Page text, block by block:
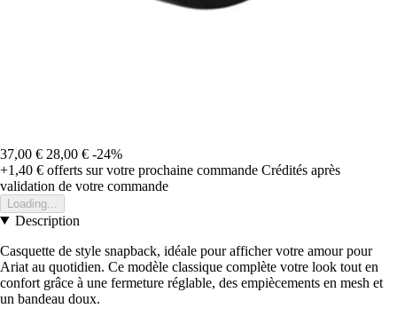
37,00 € 28,00 € -24%
+1,40 € offerts sur votre prochaine commande Crédités après
validation de votre commande
Loading...
Description
Casquette de style snapback, idéale pour afficher votre amour pour
Ariat au quotidien. Ce modèle classique complète votre look tout en
confort grâce à une fermeture réglable, des empiècements en mesh et
un bandeau doux.